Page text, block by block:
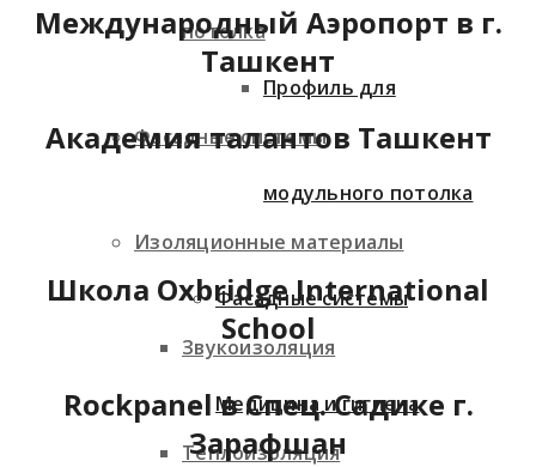
потолка
Фасадные системы
Изоляционные материалы
Звукоизоляция
Теплоизоляция
Профиль для
модульного потолка
Фасадные системы
Медицина и гигиена
Международный Аэропорт в г.
Ташкент
Академия талантов Ташкент
Школа Oxbridge International
School
Rockpanel в Спец. Садике г.
Зарафшан